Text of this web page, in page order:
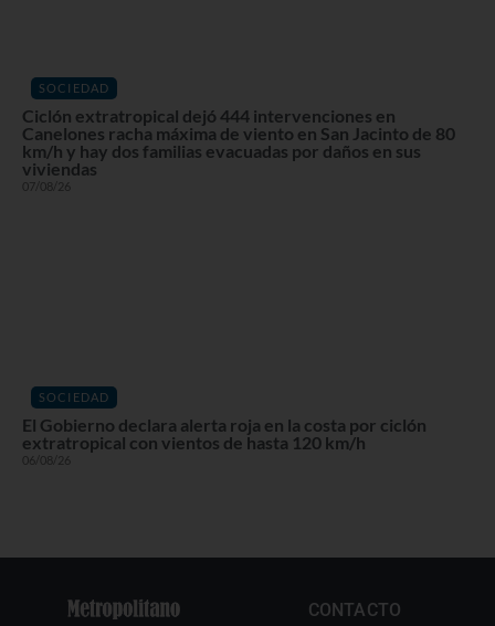
SOCIEDAD
Ciclón extratropical dejó 444 intervenciones en
Canelones racha máxima de viento en San Jacinto de 80
km/h y hay dos familias evacuadas por daños en sus
viviendas
07/08/26
SOCIEDAD
El Gobierno declara alerta roja en la costa por ciclón
extratropical con vientos de hasta 120 km/h
06/08/26
CONTACTO